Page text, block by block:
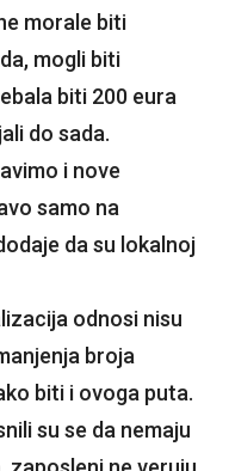
morale biti
mogli biti
biti 200 eura
do sada.
i nove
samo na
da su lokalnoj
odnosi nisu
broja
biti i ovoga puta.
su se da nemaju